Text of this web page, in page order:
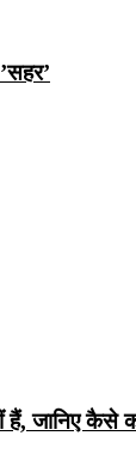
जानिए कैसे